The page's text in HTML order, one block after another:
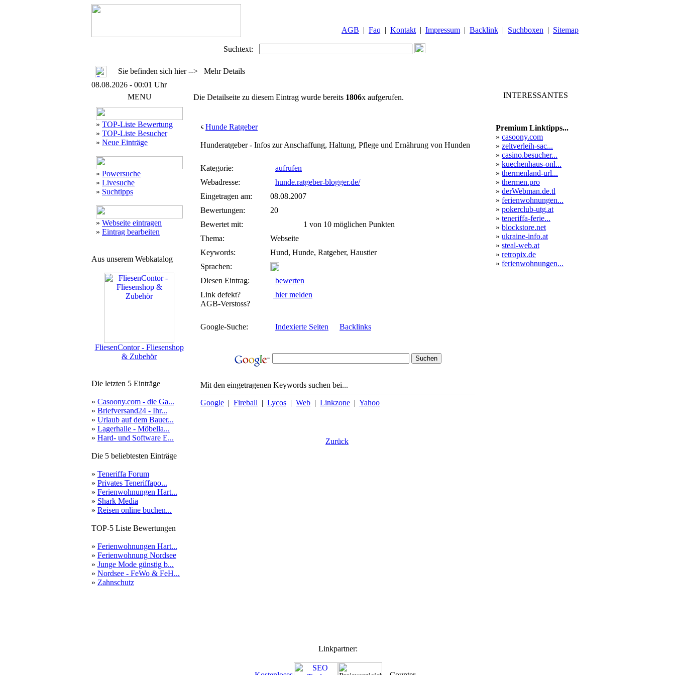
AGB | Faq | Kontakt | Impressum | Backlink | Suchboxen | Sitemap
Suchtext:
Sie befinden sich hier --> Mehr Details
08.08.2026 - 00:01 Uhr
MENU
» TOP-Liste Bewertung
» TOP-Liste Besucher
» Neue Einträge
» Powersuche
» Livesuche
» Suchtipps
» Webseite eintragen
» Eintrag bearbeiten
Aus unserem Webkatalog
FliesenContor - Fliesenshop
& Zubehör
Die letzten 5 Einträge
» Casoony.com - die Ga...
» Briefversand24 - Ihr...
» Urlaub auf dem Bauer...
» Lagerhalle - Möbella...
» Hard- und Software E...
Die 5 beliebtesten Einträge
» Teneriffa Forum
» Privates Teneriffapo...
» Ferienwohnungen Hart...
» Shark Media
» Reisen online buchen...
TOP-5 Liste Bewertungen
» Ferienwohnungen Hart...
» Ferienwohnung Nordsee
» Junge Mode günstig b...
» Nordsee - FeWo & FeH...
» Zahnschutz
Die Detailseite zu diesem Eintrag wurde bereits 1806x aufgerufen.
Hunde Ratgeber
Hunderatgeber - Infos zur Anschaffung, Haltung, Pflege und Ernährung von Hunden
Kategorie:
aufrufen
Webadresse:
hunde.ratgeber-blogger.de/
Eingetragen am:
08.08.2007
Bewertungen:
20
Bewertet mit:
1 von 10 möglichen Punkten
Thema:
Webseite
Keywords:
Hund, Hunde, Ratgeber, Haustier
Sprachen:
Diesen Eintrag:
bewerten
Link defekt?
AGB-Verstoss?
hier melden
Google-Suche: Indexierte Seiten Backlinks
Mit den eingetragenen Keywords suchen bei...
Google | Fireball | Lycos | Web | Linkzone | Yahoo
Zurück
INTERESSANTES
Premium Linktipps...
» casoony.com
» zeltverleih-sac...
» casino.besucher...
» kuechenhaus-onl...
» thermenland-url...
» thermen.pro
» derWebman.de.tl
» ferienwohnungen...
» pokerclub-utg.at
» teneriffa-ferie...
» blockstore.net
» ukraine-info.at
» steal-web.at
» retropix.de
» ferienwohnungen...
Linkpartner: